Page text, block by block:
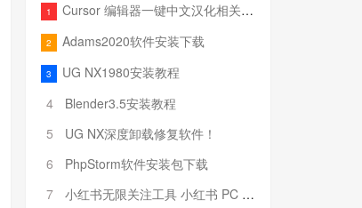
1 Cursor 编辑器一键中文汉化相关文件
2 Adams2020软件安装下载
3
UG NX1980安装教程
4
Blender3.5安装教程
5
UG NX深度卸载修复软件！
6
PhpStorm软件安装包下载
7
小红书无限关注工具 小红书 PC 端批量关注引流工具